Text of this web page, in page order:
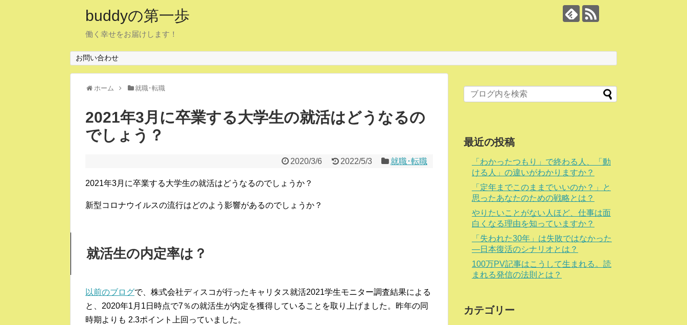
buddyの第一歩
働く幸せをお届けします！
お問い合わせ
ホーム 就職･転職
2021年3月に卒業する大学生の就活はどうなるの
でしょう？
2020/3/6 2022/5/3 就職･転職
2021年3月に卒業する大学生の就活はどうなるのでしょうか？
新型コロナウイルスの流行はどのよう影響があるのでしょうか？
就活生の内定率は？
以前のブログで、株式会社ディスコが行ったキャリタス就活2021学生モニター調査結果による
と、2020年1月1日時点で7％の就活生が内定を獲得していることを取り上げました。昨年の同
時期よりも 2.3ポイント上回っていました。
最近の投稿
「わかったつもり」で終わる人、「動
ける人」の違いがわかりますか？
「定年までこのままでいいのか？」と
思ったあなたのための戦略とは？
やりたいことがない人ほど、仕事は面
白くなる理由を知っていますか？
「失われた30年」は失敗ではなかった
―日本復活のシナリオとは？
100万PV記事はこうして生まれる。読
まれる発信の法則とは？
カテゴリー